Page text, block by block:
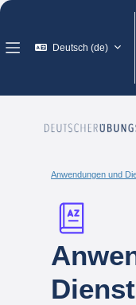
Zum Hauptinhalt
Deutsch ‎(de)‎
Anwendungen und